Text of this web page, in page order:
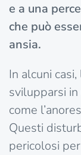
e a una
che può
ansia.
In alcuni
svilupparsi
come
Questi
pericolosi